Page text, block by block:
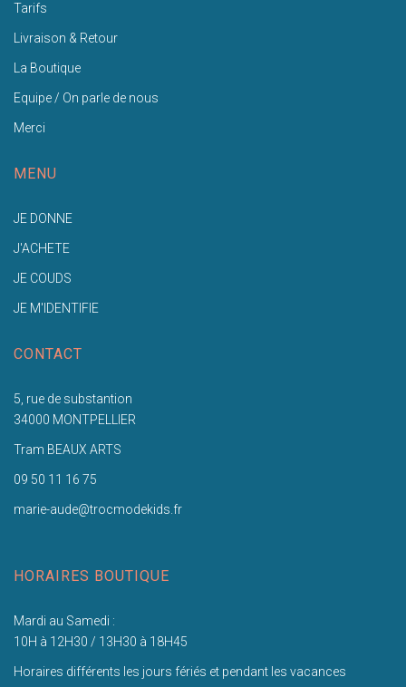
Tarifs
Livraison & Retour
La Boutique
Equipe / On parle de nous
Merci
MENU
JE DONNE
J'ACHETE
JE COUDS
JE M'IDENTIFIE
CONTACT
5, rue de substantion
34000 MONTPELLIER
Tram BEAUX ARTS
09 50 11 16 75
marie-aude@trocmodekids.fr
HORAIRES BOUTIQUE
Mardi au Samedi :
10H à 12H30 / 13H30 à 18H45
Horaires différents les jours fériés et pendant les vacances